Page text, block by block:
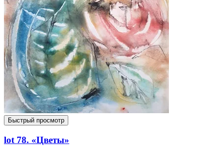
Быстрый просмотр
lot 78. «Цветы»